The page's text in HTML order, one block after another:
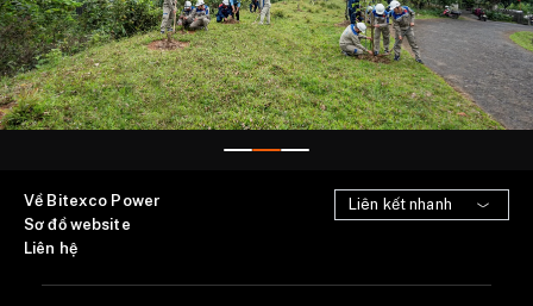
Về Bitexco Power
Sơ đồ website
Liên hệ